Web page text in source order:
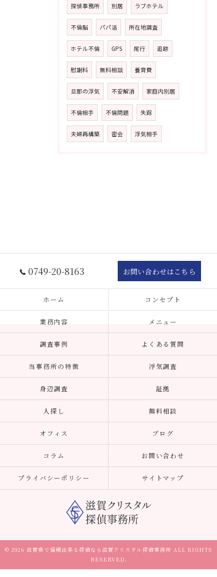
探偵事務所 別居 ラブホテル
不倫脳 パパ活 所在地調査
ホテル不倫 GPS 尾行 追跡
慰謝料 無料相談 養育費
旦那の浮気 不安解消 家庭内別居
不倫相手 不倫問題 失踪
夫婦再構築 密会 浮気相手
0749-20-8163 お問い合わせはこちら
ホーム コンセプト
業務内容 メニュー
調査事例 よくある質問
当事務所の特徴 浮気調査
身辺調査 証拠
人探し 無料相談
オフィス ブログ
コラム お問い合わせ
プライバシーポリシー サイトマップ
© 2026 滋賀県で信頼出来る探偵なら滋賀クリスタル探偵事務所 ALL RIGHTS
RESERVED.